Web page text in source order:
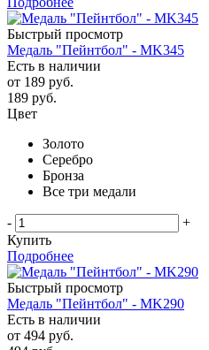
Быстрый просмотр
Медаль "Пейнтбол" - MK345
Есть в наличии
от 189 руб.
189 руб.
Цвет
Золото
Серебро
Бронза
Все три медали
-
+
Купить
Подробнее
Быстрый просмотр
Медаль "Пейнтбол" - MK290
Есть в наличии
от 494 руб.